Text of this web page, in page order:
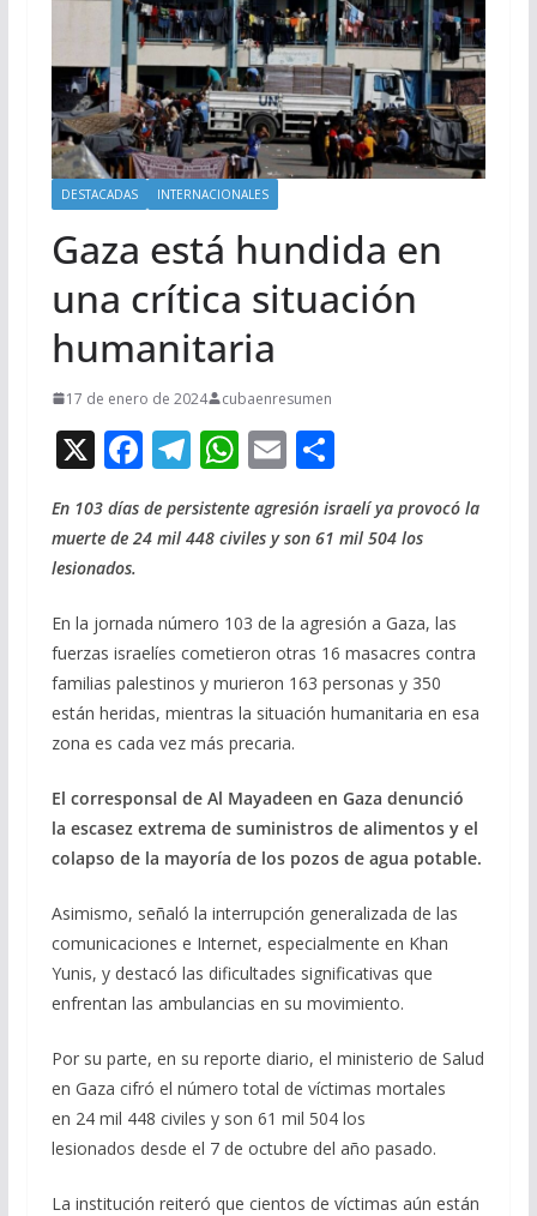
DESTACADAS INTERNACIONALES
Gaza está hundida en
una crítica situación
humanitaria
17 de enero de 2024 cubaenresumen
X F
ac
e
o
o
k
T
el
e
m
W
at
p
p
E
m
ai
C
m
ar
ti
r
En 103 días de persistente agresión israelí ya provocó la
muerte de 24 mil 448 civiles y son 61 mil 504 los
lesionados.
En la jornada número 103 de la agresión a Gaza, las
fuerzas israelíes cometieron otras 16 masacres contra
familias palestinos y murieron 163 personas y 350
están heridas, mientras la situación humanitaria en esa
zona es cada vez más precaria.
El corresponsal de Al Mayadeen en Gaza denunció
la escasez extrema de suministros de alimentos y el
colapso de la mayoría de los pozos de agua potable.
Asimismo, señaló la interrupción generalizada de las
comunicaciones e Internet, especialmente en Khan
Yunis, y destacó las dificultades significativas que
enfrentan las ambulancias en su movimiento.
Por su parte, en su reporte diario, el ministerio de Salud
en Gaza cifró el número total de víctimas mortales
en 24 mil 448 civiles y son 61 mil 504 los
lesionados desde el 7 de octubre del año pasado.
La institución reiteró que cientos de víctimas aún están